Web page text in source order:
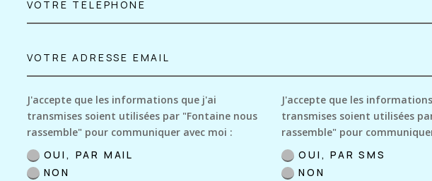
J'accepte que les informations que j'ai
transmises soient utilisées par "Fontaine nous
rassemble" pour communiquer avec moi :
OUI, PAR MAIL
NON
J'accepte que les
transmises soient utilisées
rassemble" pour
OUI, PAR SMS
NON